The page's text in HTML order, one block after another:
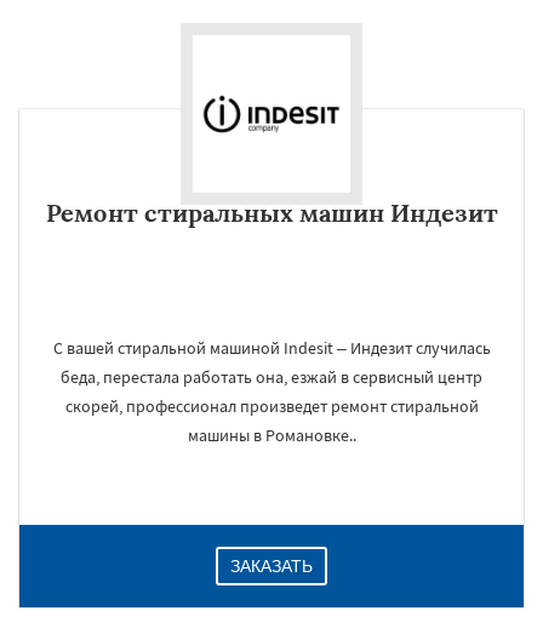
Ремонт стиральных машин Индезит
С вашей стиральной машиной Indesit – Индезит случилась
беда, перестала работать она, езжай в сервисный центр
скорей, профессионал произведет ремонт стиральной
машины в Романовке..
ЗАКАЗАТЬ